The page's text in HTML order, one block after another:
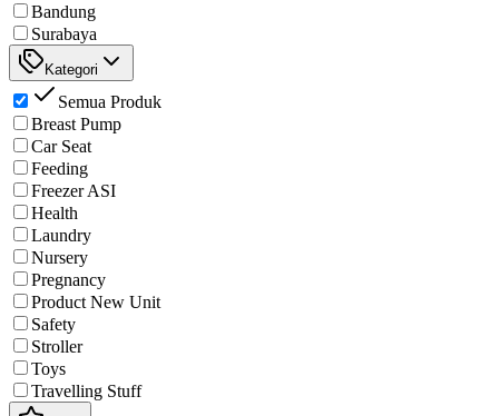
Bandung
Surabaya
Kategori
Semua Produk
Breast Pump
Car Seat
Feeding
Freezer ASI
Health
Laundry
Nursery
Pregnancy
Product New Unit
Safety
Stroller
Toys
Travelling Stuff